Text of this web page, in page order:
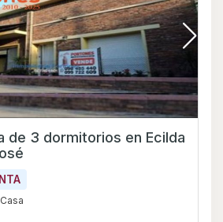
dormitorios en Ecilda
Casa